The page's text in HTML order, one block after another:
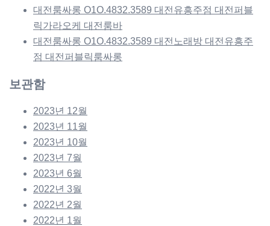
대전룸싸롱 O1O.4832.3589 대전유흥주점 대전퍼블
릭가라오케 대전룸바
대전룸싸롱 O1O.4832.3589 대전노래방 대전유흥주
점 대전퍼블릭룸싸롱
보관함
2023년 12월
2023년 11월
2023년 10월
2023년 7월
2023년 6월
2022년 3월
2022년 2월
2022년 1월